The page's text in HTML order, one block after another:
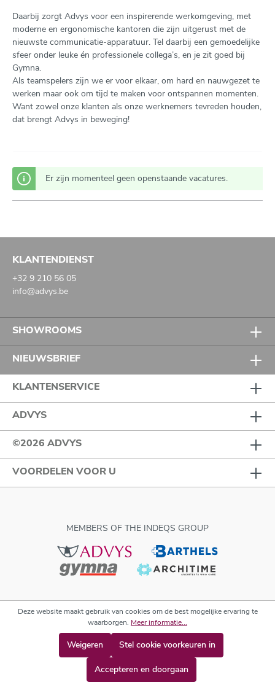
Daarbij zorgt Advys voor een inspirerende werkomgeving, met
moderne en ergonomische kantoren die zijn uitgerust met de
nieuwste communicatie-apparatuur. Tel daarbij een gemoedelijke
sfeer onder leuke én professionele collega’s, en je zit goed bij
Gymna.
Als teamspelers zijn we er voor elkaar, om hard en nauwgezet te
werken maar ook om tijd te maken voor ontspannen momenten.
Want zowel onze klanten als onze werknemers tevreden houden,
dat brengt Advys in beweging!
Er zijn momenteel geen openstaande vacatures.
KLANTENDIENST
+32 9 210 56 05
info@advys.be
SHOWROOMS
NIEUWSBRIEF
KLANTENSERVICE
ADVYS
©2026 ADVYS
VOORDELEN VOOR U
MEMBERS OF THE INDEQS GROUP
Deze website maakt gebruik van cookies om de best mogelijke ervaring te
waarborgen. Meer informatie...
Weigeren Stel cookie voorkeuren in
Accepteren en doorgaan